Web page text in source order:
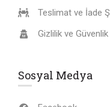
Teslimat ve İade
Gizlilik ve Güvenlik
Sosyal Medya